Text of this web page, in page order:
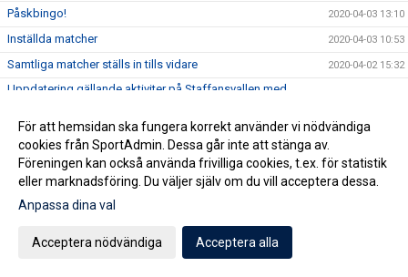
Påskbingo! 2020-04-03 13:10
Inställda matcher 2020-04-03 10:53
Samtliga matcher ställs in tills vidare 2020-04-02 15:32
Uppdatering gällande aktiviter på Staffansvallen med
Staffansvallen stängs ner tills vidare! 2020-03-12 15:24
Nu anlitar vi en konsult för att optimera verksamheten 2020-03-06 07:01
Vårens domarkurser 2020-02-19 11:37
Årsmöte onsdag 11 mars!
För att hemsidan ska fungera korrekt använder vi nödvändiga
cookies från SportAdmin. Dessa går inte att stänga av.
Föreningen kan också använda frivilliga cookies, t.ex. för statistik
eller marknadsföring. Du väljer själv om du vill acceptera dessa.
Anpassa dina val
Acceptera nödvändiga Acceptera alla